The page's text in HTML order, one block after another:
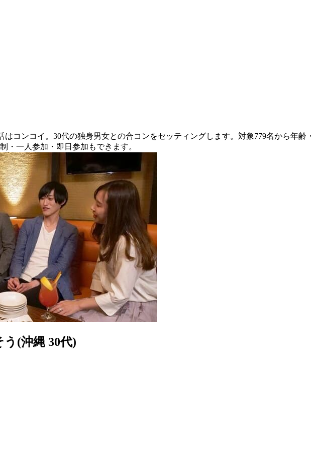
はコンコイ。30代の独身男女との合コンをセッティングします。対象779名から年
・一人参加・即日参加もできます。
(沖縄 30代)